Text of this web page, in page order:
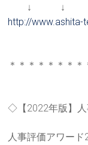
↓ ↓
http://
＊＊＊＊＊＊＊
◇【2022年版】
人事評価アワー